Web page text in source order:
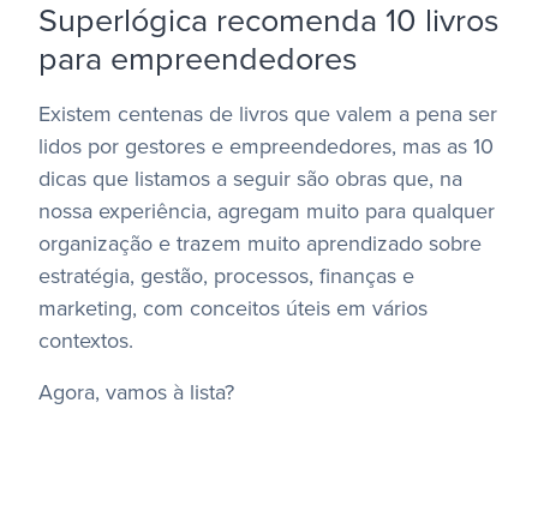
Superlógica recomenda 10 livros
para empreendedores
Existem centenas de livros que valem a pena ser
lidos por gestores e empreendedores, mas as 10
dicas que listamos a seguir são obras que, na
nossa experiência, agregam muito para qualquer
organização e trazem muito aprendizado sobre
estratégia, gestão, processos, finanças e
marketing, com conceitos úteis em vários
contextos.
Agora, vamos à lista?